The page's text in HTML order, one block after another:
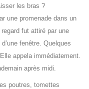
les bras ?
une promenade dans un
fut attiré par une
fenêtre. Quelques
appela immédiatement.
après midi.
poutres, tomettes